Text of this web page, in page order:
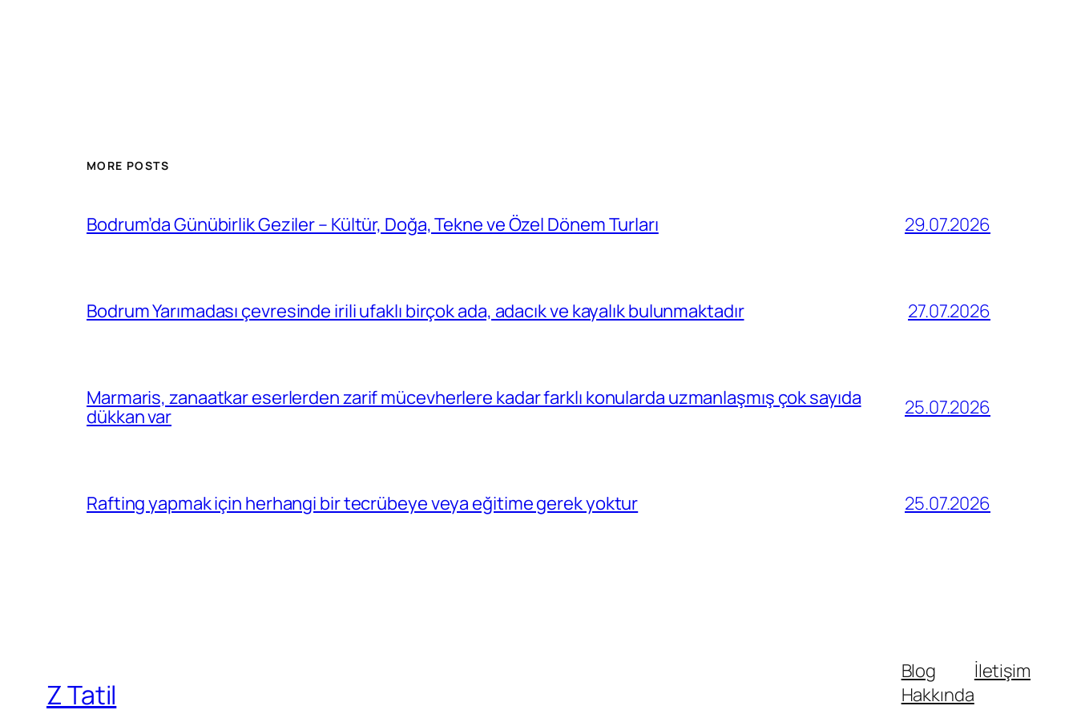
MORE POSTS
Bodrum’da Günübirlik Geziler – Kültür, Doğa, Tekne ve Özel Dönem Turları 29.07.2026
Bodrum Yarımadası çevresinde irili ufaklı birçok ada, adacık ve kayalık bulunmaktadır 27.07.2026
Marmaris, zanaatkar eserlerden zarif mücevherlere kadar farklı konularda uzmanlaşmış çok sayıda
dükkan var
25.07.2026
Rafting yapmak için herhangi bir tecrübeye veya eğitime gerek yoktur 25.07.2026
Z Tatil
Blog
Hakkında
İletişim